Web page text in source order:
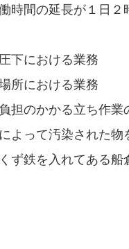
時間の延長が１日２
下における業務
所における業務
担のかかる立ち作業
よって汚染された
ず鉄を入れてある